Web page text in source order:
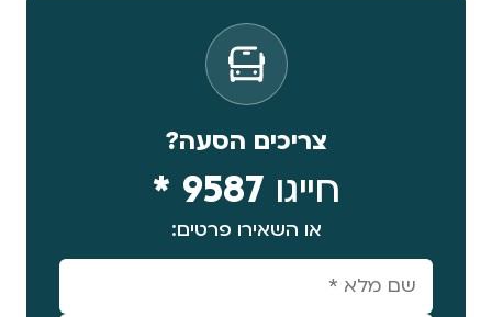
צריכים הסעה?
חייגו 9587 *
או השאירו פרטים: